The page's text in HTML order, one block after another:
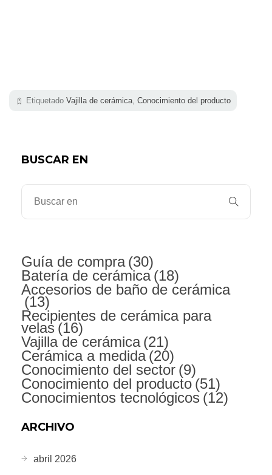
Etiquetado Vajilla de cerámica, Conocimiento del producto
BUSCAR EN
Guía de compra (30)
Batería de cerámica (18)
Accesorios de baño de cerámica
(13)
Recipientes de cerámica para
velas (16)
Vajilla de cerámica (21)
Cerámica a medida (20)
Conocimiento del sector (9)
Conocimiento del producto (51)
Conocimientos tecnológicos (12)
ARCHIVO
abril 2026